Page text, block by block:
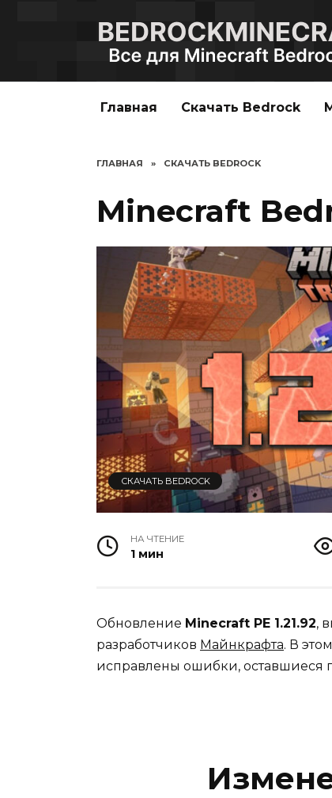
Главная Скачать Bedrock
ГЛАВНАЯ » СКАЧАТЬ BEDROCK
Minecraft
СКАЧАТЬ BEDROCK
НА ЧТЕНИЕ
1 мин
Обновление Minecraft PE 1.21.92,
разработчиков Майнкрафта. В
исправлены ошибки, оставшиеся